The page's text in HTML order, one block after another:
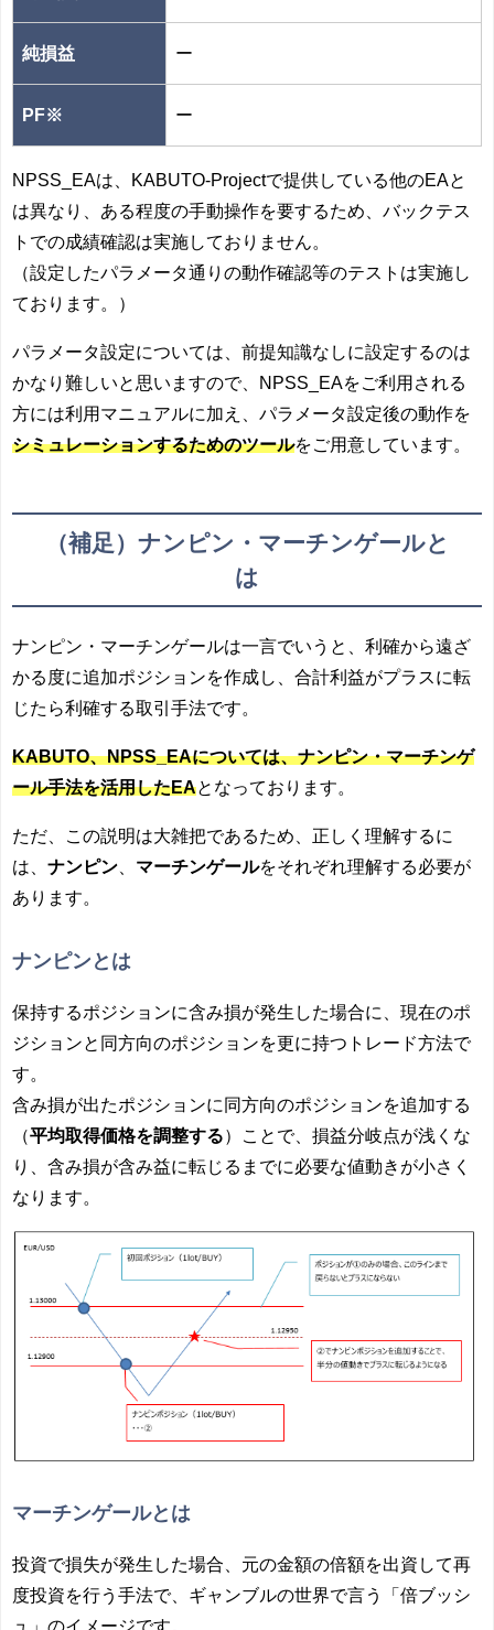
純損益 ー
PF※ ー
NPSS_EAは、KABUTO-Projectで提供している他のEAと
は異なり、ある程度の手動操作を要するため、バックテス
トでの成績確認は実施しておりません。
（設定したパラメータ通りの動作確認等のテストは実施し
ております。）
パラメータ設定については、前提知識なしに設定するのは
かなり難しいと思いますので、NPSS_EAをご利用される
方には利用マニュアルに加え、パラメータ設定後の動作を
シミュレーションするためのツールをご用意しています。
（補足）ナンピン・マーチンゲールと
は
ナンピン・マーチンゲールは一言でいうと、利確から遠ざ
かる度に追加ポジションを作成し、合計利益がプラスに転
じたら利確する取引手法です。
KABUTO、NPSS_EAについては、ナンピン・マーチンゲ
ール手法を活用したEAとなっております。
ただ、この説明は大雑把であるため、正しく理解するに
は、 ナンピン マーチンゲールをそれぞれ理解する必要が
あります。
ナンピンとは
保持するポジションに含み損が発生した場合に、現在のポ
ジションと同方向のポジションを更に持つトレード方法で
す。
含み損が出たポジションに同方向のポジションを追加する
（平均取得価格を調整する）ことで、損益分岐点が浅くな
り、含み損が含み益に転じるまでに必要な値動きが小さく
なります。
マーチンゲールとは
投資で損失が発生した場合、元の金額の倍額を出資して再
度投資を行う手法で、ギャンブルの世界で言う「倍ブッシ
ュ」のイメージです。